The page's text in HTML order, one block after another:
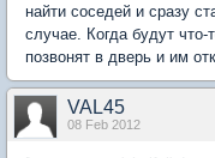
найти соседей и сразу
случае. Когда будут
позвонят в дверь и им
VAL45
08 Feb 2012